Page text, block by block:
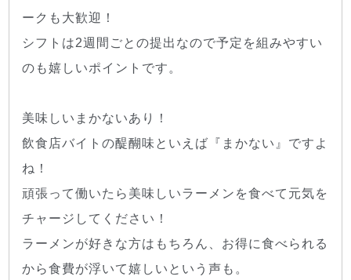
ークも大歓迎！
シフトは2週間ごとの提出なので予定を組みやすい
のも嬉しいポイントです。
美味しいまかないあり！
飲食店バイトの醍醐味といえば『まかない』ですよ
ね！
頑張って働いたら美味しいラーメンを食べて元気を
チャージしてください！
ラーメンが好きな方はもちろん、お得に食べられる
から食費が浮いて嬉しいという声も。